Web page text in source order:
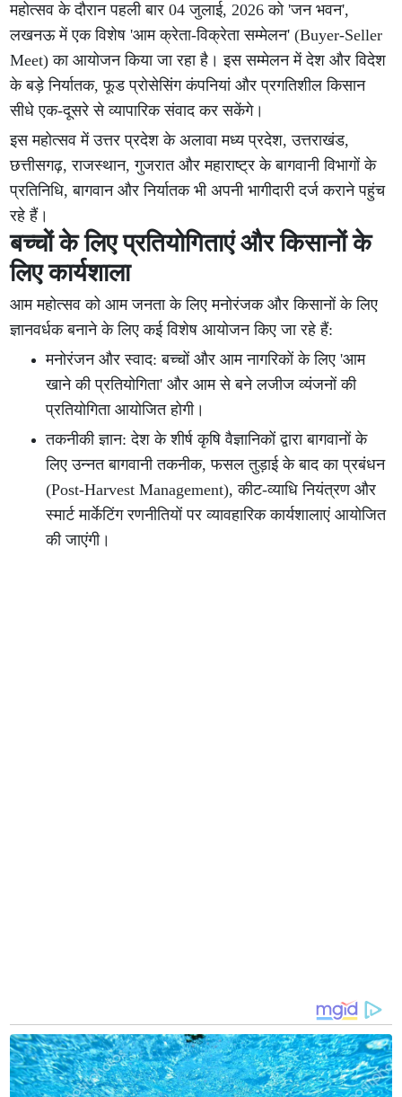
महोत्सव के दौरान पहली बार 04 जुलाई, 2026 को 'जन भवन',
लखनऊ में एक विशेष 'आम क्रेता-विक्रेता सम्मेलन' (Buyer-Seller
Meet) का आयोजन किया जा रहा है। इस सम्मेलन में देश और विदेश
के बड़े निर्यातक, फूड प्रोसेसिंग कंपनियां और प्रगतिशील किसान
सीधे एक-दूसरे से व्यापारिक संवाद कर सकेंगे।
इस महोत्सव में उत्तर प्रदेश के अलावा मध्य प्रदेश, उत्तराखंड,
छत्तीसगढ़, राजस्थान, गुजरात और महाराष्ट्र के बागवानी विभागों के
प्रतिनिधि, बागवान और निर्यातक भी अपनी भागीदारी दर्ज कराने पहुंच
रहे हैं।
बच्चों के लिए प्रतियोगिताएं और किसानों के
लिए कार्यशाला
आम महोत्सव को आम जनता के लिए मनोरंजक और किसानों के लिए
ज्ञानवर्धक बनाने के लिए कई विशेष आयोजन किए जा रहे हैं:
मनोरंजन और स्वाद: बच्चों और आम नागरिकों के लिए 'आम
खाने की प्रतियोगिता' और आम से बने लजीज व्यंजनों की
प्रतियोगिता आयोजित होगी।
तकनीकी ज्ञान: देश के शीर्ष कृषि वैज्ञानिकों द्वारा बागवानों के
लिए उन्नत बागवानी तकनीक, फसल तुड़ाई के बाद का प्रबंधन
(Post-Harvest Management), कीट-व्याधि नियंत्रण और
स्मार्ट मार्केटिंग रणनीतियों पर व्यावहारिक कार्यशालाएं आयोजित
की जाएंगी।